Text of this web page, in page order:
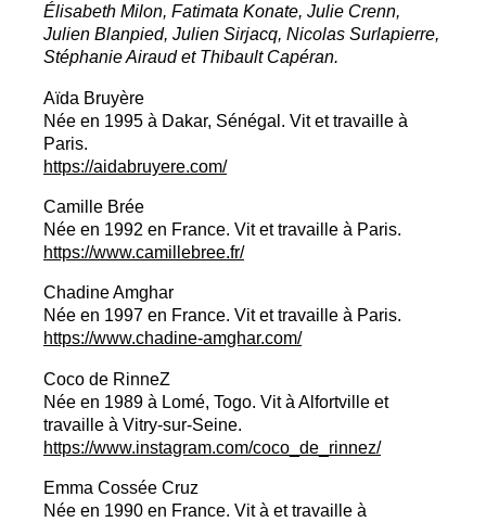
Élisabeth Milon, Fatimata Konate, Julie Crenn,
Julien Blanpied, Julien Sirjacq, Nicolas Surlapierre,
Stéphanie Airaud et Thibault Capéran.
Aïda Bruyère
Née en 1995 à Dakar, Sénégal. Vit et travaille à
Paris.
https://aidabruyere.com/
Camille Brée
Née en 1992 en France. Vit et travaille à Paris.
https://www.camillebree.fr/
Chadine Amghar
Née en 1997 en France. Vit et travaille à Paris.
https://www.chadine-amghar.com/
Coco de RinneZ
Née en 1989 à Lomé, Togo. Vit à Alfortville et
travaille à Vitry-sur-Seine.
https://www.instagram.com/coco_de_rinnez/
Emma Cossée Cruz
Née en 1990 en France. Vit à et travaille à